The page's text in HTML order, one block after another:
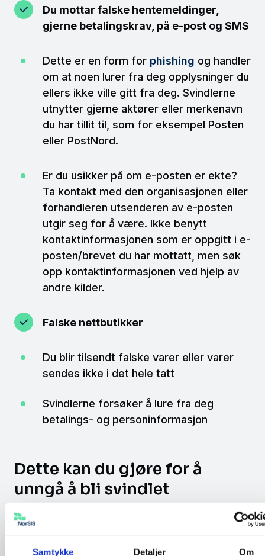
Samtykke Detaljer Om
Du mottar falske hentemeldinger,
gjerne betalingskrav, på e-post og SMS
Dette er en form for phishing og handler
om at noen lurer fra deg opplysninger du
ellers ikke ville gitt fra deg. Svindlerne
utnytter gjerne aktører eller merkenavn
du har tillit til, som for eksempel Posten
eller PostNord.
Er du usikker på om e-posten er ekte?
Ta kontakt med den organisasjonen eller
forhandleren utsenderen av e-posten
utgir seg for å være. Ikke benytt
kontaktinformasjonen som er oppgitt i e-
posten/brevet du har mottatt, men søk
opp kontaktinformasjonen ved hjelp av
andre kilder.
Falske nettbutikker
Du blir tilsendt falske varer eller varer
sendes ikke i det hele tatt
Svindlerne forsøker å lure fra deg
betalings- og personinformasjon
Dette kan du gjøre for å
unngå å bli svindlet
Sjekk nettadressen til butikken du skal